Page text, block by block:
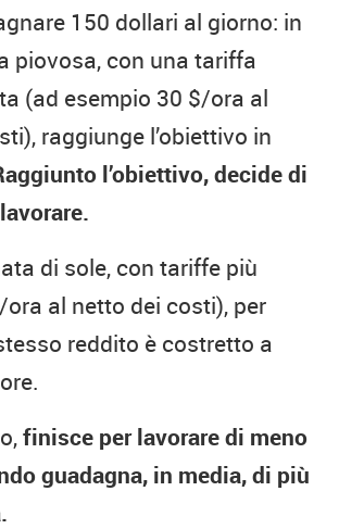
150 dollari al giorno: in
piovosa, con una tariffa
(ad esempio 30 $/ora al
raggiunge l’obiettivo in
l’obiettivo, decide di
di sole, con tariffe più
al netto dei costi), per
reddito è costretto a
finisce per lavorare di meno
guadagna, in media, di più